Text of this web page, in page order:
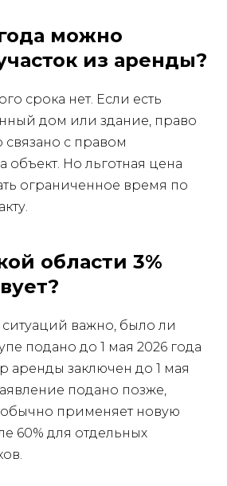
можно
из аренды?
срока нет. Если есть
дом или здание, право
с правом
объект. Но льготная цена
ограниченное время по
области 3%
важно, было ли
подано до 1 мая 2026 года
аренды заключен до 1 мая
подано позже,
применяет новую
60% для отдельных